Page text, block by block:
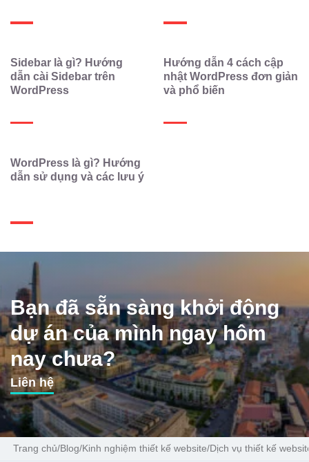
Sidebar là gì? Hướng
dẫn cài Sidebar trên
WordPress
Hướng dẫn 4 cách cập
nhật WordPress đơn giản
và phổ biến
WordPress là gì? Hướng
dẫn sử dụng và các lưu ý
Bạn đã sẵn sàng khởi động
dự án của mình ngay hôm
nay chưa?
Liên hệ
Trang chủ/Blog/Kinh nghiệm thiết kế website/Dịch vụ thiết kế